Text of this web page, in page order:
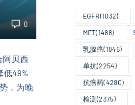
0
阿贝西
低49%
，为晚
EGFR(1032)
MET(1488)
乳腺癌(1846)
单抗(2254)
抗癌药(4280)
检测(2375)